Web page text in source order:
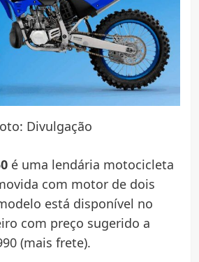
Divulgação
é uma lendária motocicleta
com motor de dois
está disponível no
com preço sugerido a
(mais frete).